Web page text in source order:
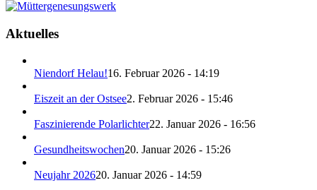
Aktuelles
Niendorf Helau!16. Februar 2026 - 14:19
Eiszeit an der Ostsee2. Februar 2026 - 15:46
Faszinierende Polarlichter22. Januar 2026 - 16:56
Gesundheitswochen20. Januar 2026 - 15:26
Neujahr 202620. Januar 2026 - 14:59